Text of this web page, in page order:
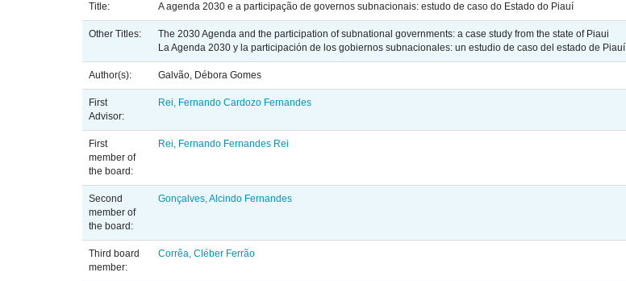
Title: A agenda 2030 e a participação de governos subnacionais: estudo de caso do Estado do Piauí
Other Titles:
The 2030 Agenda and the participation of subnational governments: a case study from the state of Piaui
La Agenda 2030 y la participación de los gobiernos subnacionales: un estudio de caso del estado de Piauí
Author(s): Galvão, Débora Gomes
First
Advisor:
Rei, Fernando Cardozo Fernandes
First
member of
the board:
Rei, Fernando Fernandes Rei
Second
member of
the board:
Gonçalves, Alcindo Fernandes
Third board
member:
Corrêa, Cléber Ferrão